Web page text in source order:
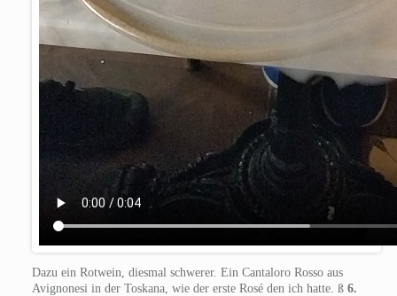
Dazu ein Rotwein, diesmal schwerer. Ein Cantaloro Rosso aus
Avignonesi in der Toskana, wie der erste Rosé den ich hatte. ß 6.